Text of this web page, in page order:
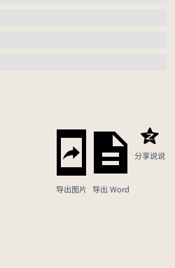
导出图片 导出 Word
分享说说